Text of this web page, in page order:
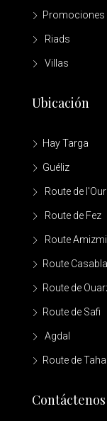
Promociones
Riads
Villas
Ubicación
Hay Targa
Guéliz
Route de
Route de Fez
Route
Route
Route de
Route de Safi
Agdal
Route de
Contáctenos